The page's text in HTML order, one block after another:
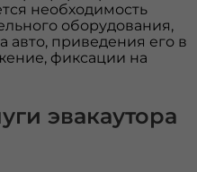
необходимость
оборудования,
авто, приведения его в
фиксации на
эвакаутора